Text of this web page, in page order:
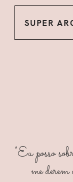
SUPER
"Eu posso
me